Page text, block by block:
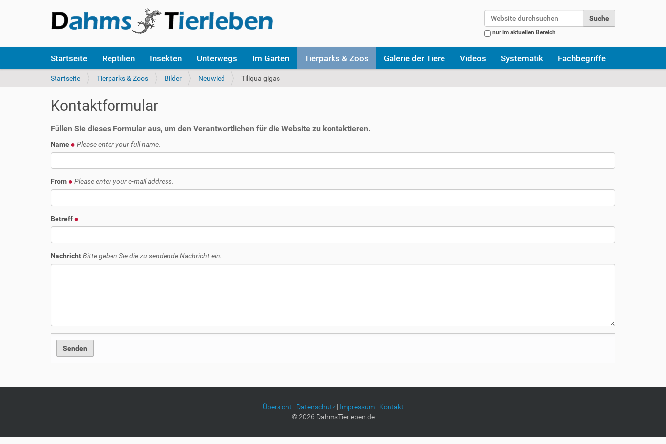
nur im aktuellen Bereich
k
Startseite Reptilien Insekten Unterwegs Im Garten Tierparks & Zoos Galerie der Tiere Videos Systematik Fachbegriffe
S
s
i
n
h
e
Startseite Tierparks & Zoos Bilder Neuwied Tiliqua gigas
Kontaktformular
Füllen Sie dieses Formular aus, um den Verantwortlichen für die Website zu kontaktieren.
Name Please enter your full name.
From Please enter your e-mail address.
Betreff
NachrichtBitte geben Sie die zu sendende Nachricht ein.
Übersicht | Datenschutz | Impressum| Kontakt
©2026 DahmsTierleben.de